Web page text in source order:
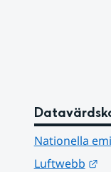
Nationella
Luftwebb